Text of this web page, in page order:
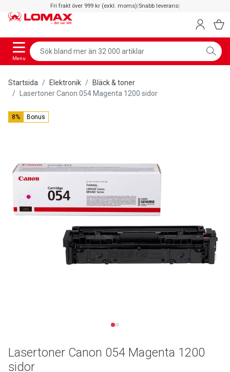
Fri frakt över 999 kr (exkl. moms)|Snabb leverans|
Menu
Startsida Elektronik
Bläck & toner
Lasertoner Canon 054 Magenta 1200 sidor
8% Bonus
Lasertoner Canon 054 Magenta 1200
sidor